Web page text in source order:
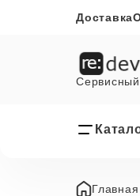
Доставка
Главная